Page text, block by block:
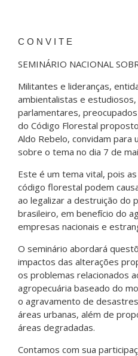
C O N V I T E
SEMINÁRIO NACIONAL
Militantes e lideranças,
ambientalistas e
parlamentares,
do Código Florestal
Aldo Rebelo, convidam para
sobre o tema no dia 7 de
Este é um tema vital, pois
código florestal podem
ao legalizar a destruição do
brasileiro, em benefício do
empresas nacionais e
O seminário abordará
impactos das alterações
os problemas relacionados
agropecuária baseado do
o agravamento de
áreas urbanas, além de
áreas degradadas.
Contamos com sua